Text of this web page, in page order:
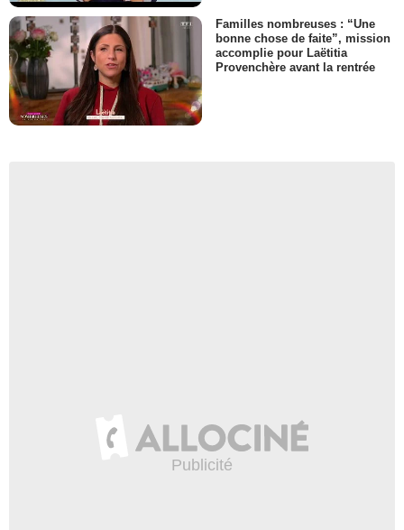
Familles nombreuses : “Une
bonne chose de faite”, mission
accomplie pour Laëtitia
Provenchère avant la rentrée